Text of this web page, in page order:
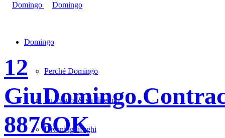
Domingo
Perché Domingo
Su misura & su disegno
Divani ignifughi
12
Giu
8876OK